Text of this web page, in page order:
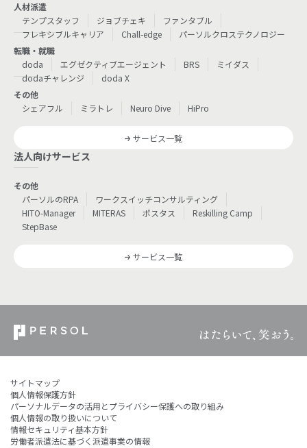
人材派遣
テンプスタッフ
ジョブチェキ
ファンタブル
フレキシブルキャリア
Chall-edge
パーソルクロステクノロジー
転職・就職
doda
エグゼクティブエージェント BRS
ミイダス
dodaチャレンジ
doda X
その他
シェアフル
ミラトレ Neuro Dive HiPro
サービス一覧
法人向けサービス
その他
パーソルのRPA
ワークスイッチコンサルティング
HITO-Manager
MITERAS ポスタス
Reskilling Camp
StepBase
サービス一覧
サイトマップ
個人情報保護方針
パーソナルデータの活用とプライバシー保護への取り組み
個人情報の取り扱いについて
情報セキュリティ基本方針
労働者派遣法に基づく派遣事業の情報